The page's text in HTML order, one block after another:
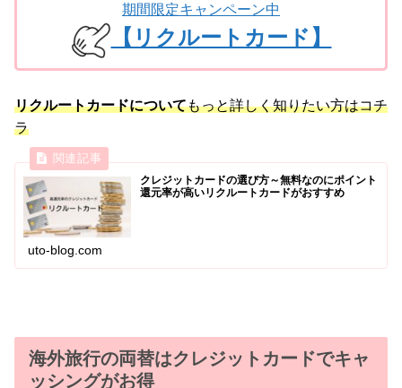
期間限定キャンペーン中
【リクルートカード】
リクルートカードについてもっと詳しく知りたい方はコチ
ラ
クレジットカードの選び方～無料なのにポイント
還元率が高いリクルートカードがおすすめ
uto-blog.com
海外旅行の両替はクレジットカードでキャ
ッシングがお得